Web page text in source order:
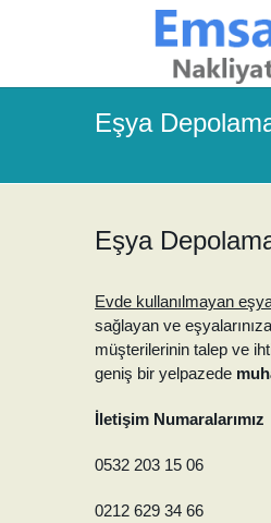
Eşya
Eşya
Evde kullanılmayan
sağlayan ve
müşterilerinin talep ve
geniş bir yelpazede
İletişim Numaralarımız
0532 203 15 06
0212 629 34 66